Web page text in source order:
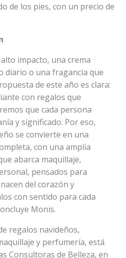
de los pies, con un precio de
impacto, una crema
diario o una fragancia que
de este año es clara:
con regalos que
que cada persona
y significado. Por eso,
se convierte en una
con una amplia
abarca maquillaje,
pensados para
del corazón y
con sentido para cada
Monis.
regalos navideños,
y perfumería, está
Consultoras de Belleza, en